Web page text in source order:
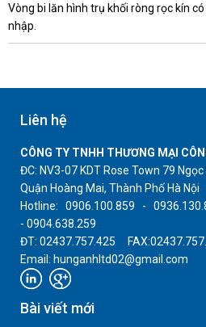
Vòng bi lăn hình trụ khối ròng rọc kín
nhập.
Liên hệ
CÔNG TY TNHH THƯƠNG MẠI
ĐC: NV3-07 KDT Rose Town 79
Quận Hoàng Mai, Thành Phố Hà Nội
Hotline: 0906.100.859 -
- 0904.638.259
ĐT: 02437.757.425
Email: hunganhltd02@gmail.com
Bài viết mới